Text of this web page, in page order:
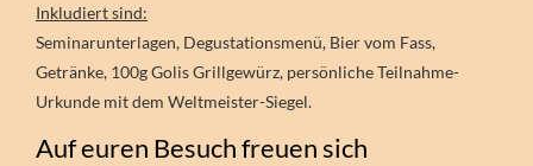
Inkludiert sind:
Seminarunterlagen, Degustationsmenü, Bier vom Fass,
Getränke, 100g Golis Grillgewürz, persönliche Teilnahme-
Urkunde mit dem Weltmeister-Siegel.
Auf euren Besuch freuen sich